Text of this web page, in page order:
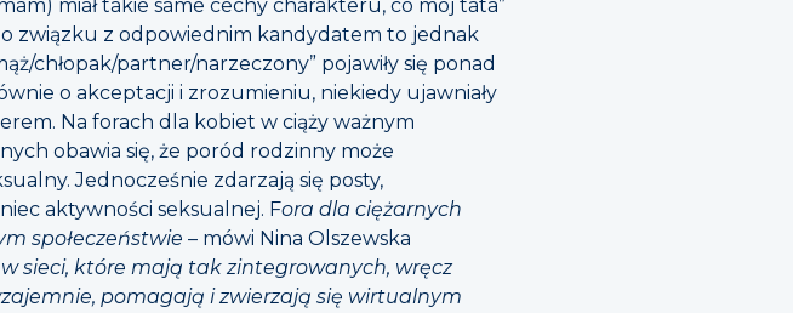
miał takie same cechy charakteru, co mój tata”
związku z odpowiednim kandydatem to jednak
chłopak/partner/narzeczony” pojawiły się ponad
o akceptacji i zrozumieniu, niekiedy ujawniały
Na forach dla kobiet w ciąży ważnym
obawia się, że poród rodzinny może
Jednocześnie zdarzają się posty,
aktywności seksualnej. Fora dla ciężarnych
społeczeństwie – mówi Nina Olszewska
sieci, które mają tak zintegrowanych, wręcz
pomagają i zwierzają się wirtualnym